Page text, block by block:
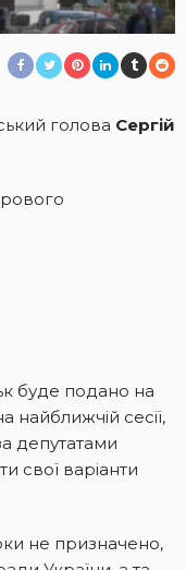
голова Сергій
буде подано на
найближчій сесії,
депутатами
свої варіанти
не призначено,